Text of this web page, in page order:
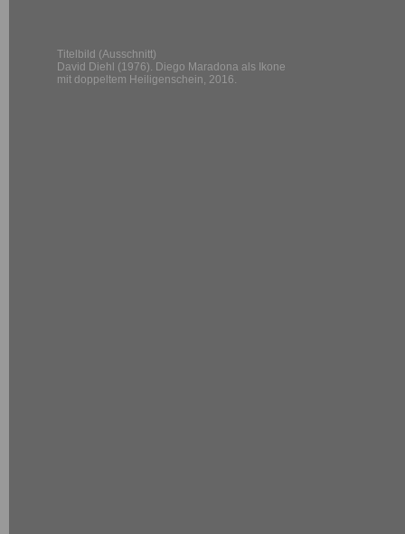
Titelbild (Ausschnitt)
David Diehl (1976). Diego Maradona als Ikone
mit doppeltem Heiligenschein, 2016.